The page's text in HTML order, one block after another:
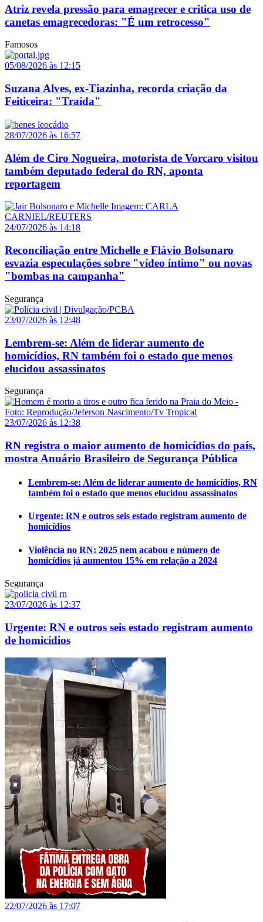
Atriz revela pressão para emagrecer e critica uso de
canetas emagrecedoras: "É um retrocesso"
Famosos
05/08/2026 às 12:15
Suzana Alves, ex-Tiazinha, recorda criação da
Feiticeira: "Traída"
28/07/2026 às 16:57
Além de Ciro Nogueira, motorista de Vorcaro visitou
também deputado federal do RN, aponta
reportagem
24/07/2026 às 14:18
Reconciliação entre Michelle e Flávio Bolsonaro
esvazia especulações sobre "vídeo íntimo" ou novas
"bombas na campanha"
Segurança
23/07/2026 às 12:48
Lembrem-se: Além de liderar aumento de
homicídios, RN também foi o estado que menos
elucidou assassinatos
Segurança
23/07/2026 às 12:38
RN registra o maior aumento de homicídios do país,
mostra Anuário Brasileiro de Segurança Pública
Lembrem-se: Além de liderar aumento de homicídios, RN
também foi o estado que menos elucidou assassinatos
Urgente: RN e outros seis estado registram aumento de
homicídios
Violência no RN: 2025 nem acabou e número de
homicídios já aumentou 15% em relação a 2024
Segurança
23/07/2026 às 12:37
Urgente: RN e outros seis estado registram aumento
de homicídios
22/07/2026 às 17:07